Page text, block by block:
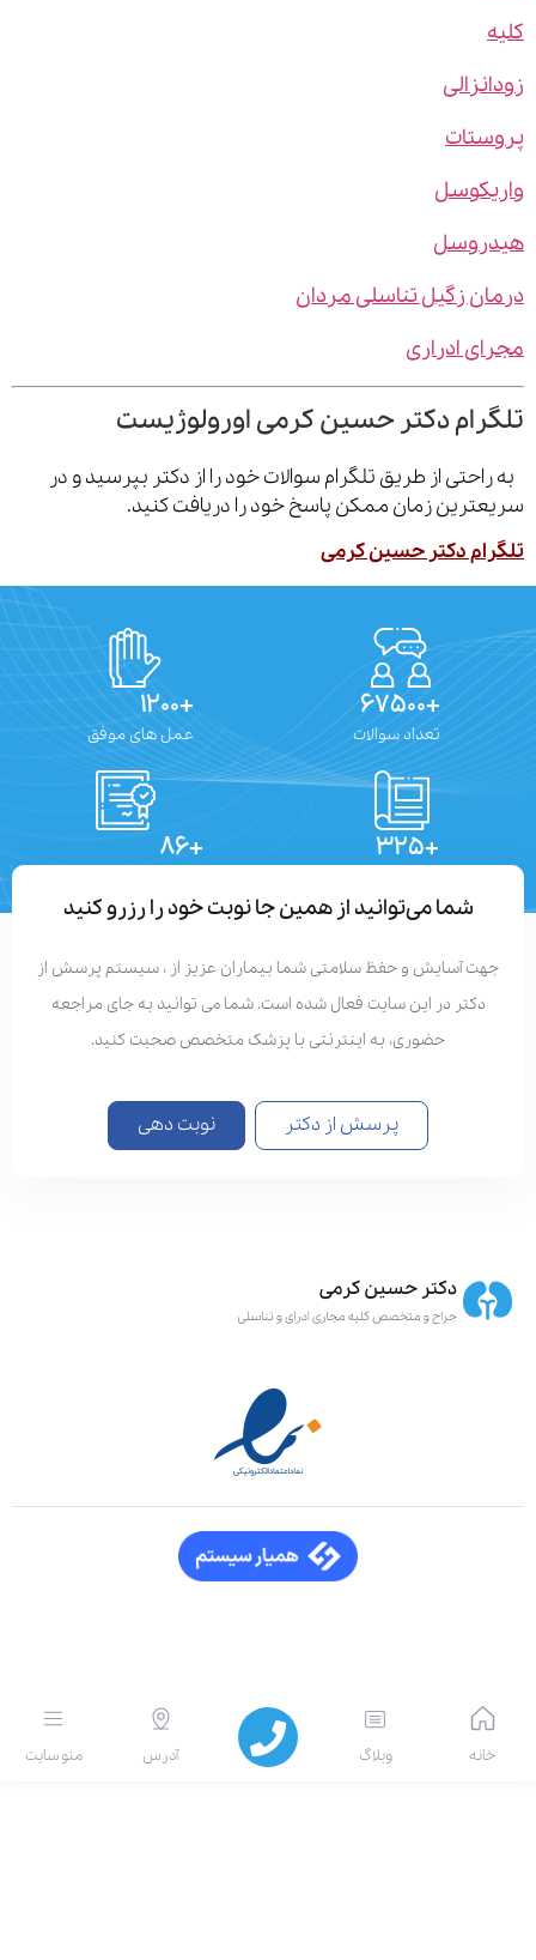
زگیل تناسلی مردان
ادراری
دکتر حسین کرمی اورولوژیست
از طریق تلگرام سوالات خود را از دکتر بپرسید و در
زمان ممکن پاسخ خود را دریافت کنید.
دکتر حسین کرمی
تعداد سوالات عمل های موفق
شما می‌توانید از همین جا نوبت خود را رزرو کنید
آسایش و حفظ سلامتی شما بیماران عزیز از ، سیستم پرسش از
دکتر در این سایت فعال شده است. شما می توانید به جای مراجعه
حضوری، به اینترنتی با پزشک متخصص صحبت کنید.
پرسش از دکتر نوبت دهی
منو سایت